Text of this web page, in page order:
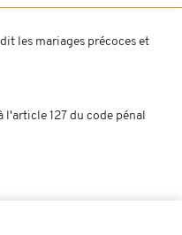
les mariages précoces et
127 du code pénal